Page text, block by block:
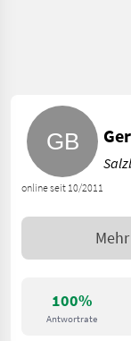
100%
Antwortrate
online seit 10/2011